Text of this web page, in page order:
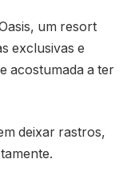
um resort
exclusivas e
acostumada a ter
deixar rastros,